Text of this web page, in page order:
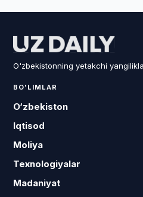
O'zbekistonning yetakchi
BO'LIMLAR
O‘zbekiston
Iqtisod
Moliya
Texnologiyalar
Madaniyat